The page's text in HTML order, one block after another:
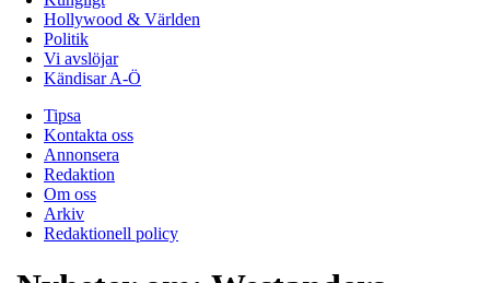
Hollywood & Världen
Politik
Vi avslöjar
Kändisar A-Ö
Tipsa
Kontakta oss
Annonsera
Redaktion
Om oss
Arkiv
Redaktionell policy